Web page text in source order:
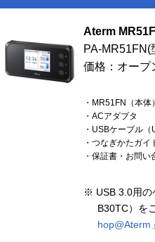
Aterm
PA-MR51FN(
価格：オープ
・MR51FN（本体）
・ACアダプタ
・USBケーブル（
・つなぎかたガイ
・保証書・お問
※ USB 3.0用の
B30TC）を
hop@Aterm